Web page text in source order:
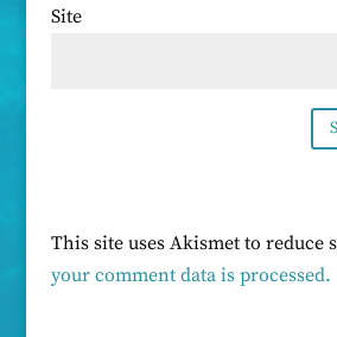
Site
This site uses Akismet to reduce
your comment data is processed.